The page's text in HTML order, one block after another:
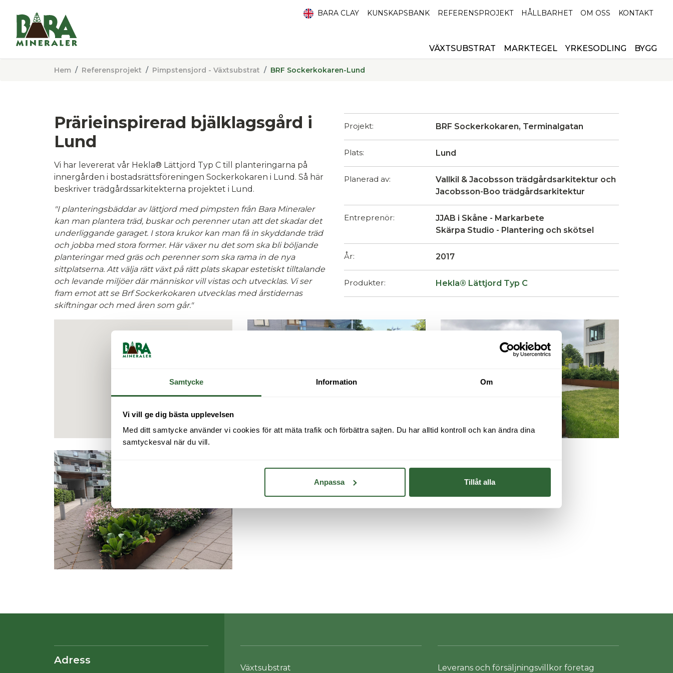
Samtycke Information Om
Vi vill ge dig bästa upplevelsen
Med ditt samtycke använder vi cookies för att mäta trafik och förbättra sajten. Du har alltid kontroll och kan ändra dina
samtyckesval när du vill.
Anpassa Tillåt alla
VÄXTSUBSTRAT MARKTEGEL YRKESODLING BYGG
BARA CLAY KUNSKAPSBANK REFERENSPROJEKT HÅLLBARHET OM OSS KONTAKT
Hem Referensprojekt Pimpstensjord - Växtsubstrat BRF Sockerkokaren-Lund
Prärieinspirerad bjälklagsgård i
Lund
Vi har levererat vår Hekla® Lättjord Typ C till planteringarna på
innergården i bostadsrättsföreningen Sockerkokaren i Lund. Så här
beskriver trädgårdssarkitekterna projektet i Lund.
"I planteringsbäddar av lättjord med pimpsten från Bara Mineraler
kan man plantera träd, buskar och perenner utan att det skadar det
underliggande garaget. I stora krukor kan man få in skyddande träd
och jobba med stora former. Här växer nu det som ska bli böljande
planteringar med gräs och perenner som ska rama in de nya
sittplatserna. Att välja rätt växt på rätt plats skapar estetiskt tilltalande
och levande miljöer där människor vill vistas och utvecklas. Vi ser
fram emot att se Brf Sockerkokaren utvecklas med årstidernas
skiftningar och med åren som går."
Projekt: BRF Sockerkokaren, Terminalgatan
Plats: Lund
Planerad av:
Vallkil & Jacobsson trädgårdsarkitektur och
Jacobsson-Boo trädgårdsarkitektur
Entreprenör:
JJAB i Skåne - Markarbete
Skärpa Studio - Plantering och skötsel
År: 2017
Produkter: Hekla® Lättjord Typ C
Adress
Växtsubstrat Leverans och försäljningsvillkor företag